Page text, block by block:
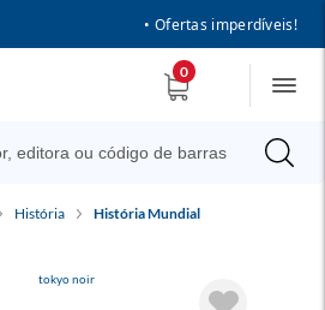
• Ofertas imperdíveis!
0
História História Mundial